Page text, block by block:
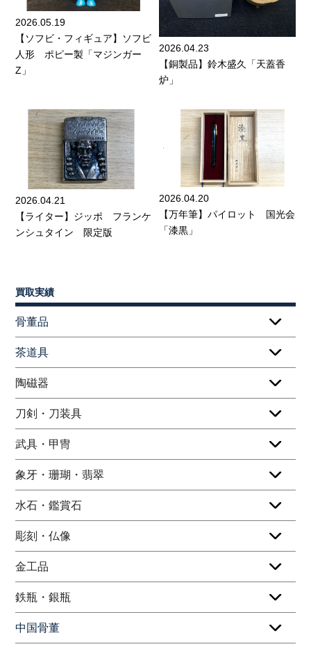
2026.05.19
【ソフビ・フィギュア】ソフビ
人形 ポピー製「マジンガー
Z」
2026.04.23
【銅製品】鈴木盛久「天蓋香
炉」
2026.04.21
【ライター】ジッポ フランケ
ンシュタイン 限定版
2026.04.20
【万年筆】パイロット 国光会
「漆黒」
買取実績
骨董品
茶道具
陶磁器
刀剣・刀装具
武具・甲冑
象牙・珊瑚・翡翠
水石・鑑賞石
彫刻・仏像
金工品
鉄瓶・銀瓶
中国骨董